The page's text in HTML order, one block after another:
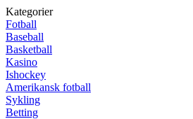
Kategorier
Fotball
Baseball
Basketball
Kasino
Ishockey
Amerikansk fotball
Sykling
Betting